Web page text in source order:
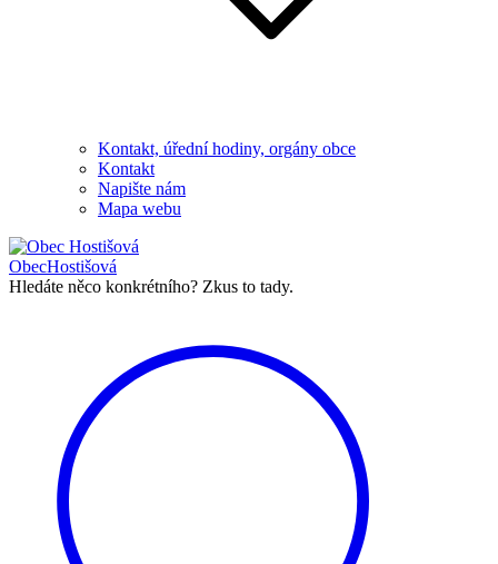
Kontakt, úřední hodiny, orgány obce
Kontakt
Napište nám
Mapa webu
ObecHostišová
Hledáte něco konkrétního? Zkus to tady.